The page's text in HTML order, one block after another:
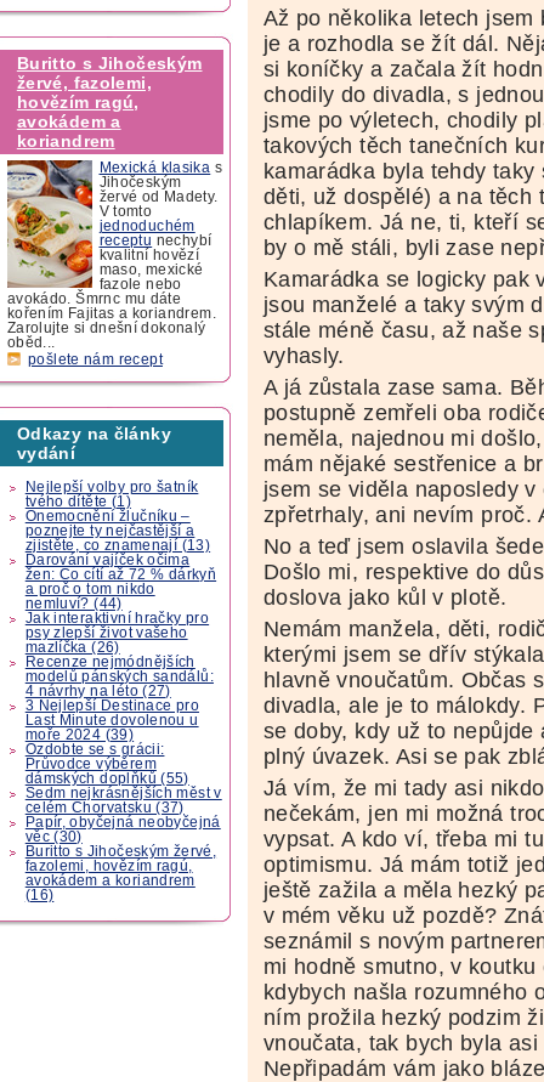
Buritto s Jihočeským
žervé, fazolemi,
hovězím ragú,
avokádem a
koriandrem
Mexická klasika s
Jihočeským
žervé od Madety.
V tomto
jednoduchém
receptu nechybí
kvalitní hovězí
maso, mexické
fazole nebo
avokádo. Šmrnc mu dáte
kořením Fajitas a koriandrem.
Zarolujte si dnešní dokonalý
oběd...
pošlete nám recept
Odkazy na články
vydání
Nejlepší volby pro šatník
tvého dítěte (1)
Onemocnění žlučníku –
poznejte ty nejčastější a
zjistěte, co znamenají (13)
Darování vajíček očima
žen: Co cítí až 72 % dárkyň
a proč o tom nikdo
nemluví? (44)
Jak interaktivní hračky pro
psy zlepší život vašeho
mazlíčka (26)
Recenze nejmódnějších
modelů pánských sandálů:
4 návrhy na léto (27)
3 Nejlepší Destinace pro
Last Minute dovolenou u
moře 2024 (39)
Ozdobte se s grácii:
Průvodce výběrem
dámských doplňků (55)
Sedm nejkrásnějších měst v
celém Chorvatsku (37)
Papír, obyčejná neobyčejná
věc (30)
Buritto s Jihočeským žervé,
fazolemi, hovězím ragú,
avokádem a koriandrem
(16)
Až po několika letech
je a rozhodla se žít dál.
si koníčky a začala žít
chodily do divadla, s
jsme po výletech, chodily
takových těch tanečních
kamarádka byla tehdy
děti, už dospělé) a na těch
chlapíkem. Já ne, ti, kteří
by o mě stáli, byli zase
Kamarádka se logicky pak
jsou manželé a taky svým
stále méně času, až naše
vyhasly.
A já zůstala zase sama.
postupně zemřeli oba
neměla, najednou mi
mám nějaké sestřenice a
jsem se viděla naposledy
zpřetrhaly, ani nevím proč.
No a teď jsem oslavila
Došlo mi, respektive do
doslova jako kůl v plotě.
Nemám manžela, děti,
kterými jsem se dřív
hlavně vnoučatům. Občas
divadla, ale je to málokdy.
se doby, kdy už to
plný úvazek. Asi se pak
Já vím, že mi tady asi
nečekám, jen mi možná
vypsat. A kdo ví, třeba mi
optimismu. Já mám totiž
ještě zažila a měla hezký
v mém věku už pozdě?
seznámil s novým
mi hodně smutno, v
kdybych našla rozumného
ním prožila hezký podzim
vnoučata, tak bych byla
Nepřipadám vám jako